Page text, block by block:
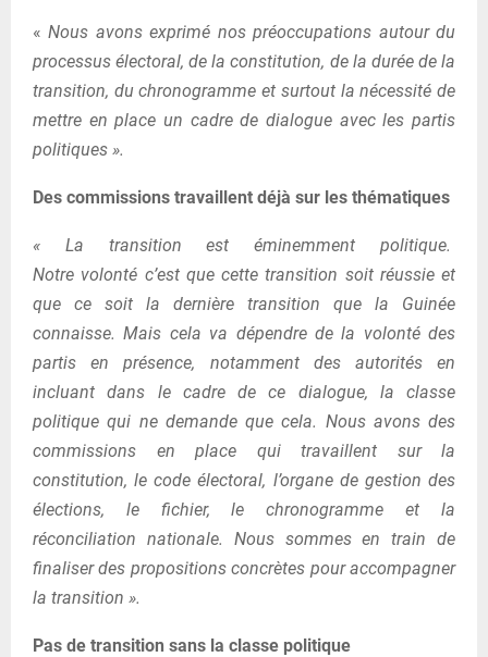
«Nous avons exprimé nos préoccupations autour du
processus électoral, de la constitution, de la durée de la
transition, du chronogramme et surtout la nécessité de
mettre en place un cadre de dialogue avec les partis
politiques ».
Des commissions travaillent déjà sur les thématiques
« La transition est éminemment politique.
Notre volonté c’est que cette transition soit réussie et
que ce soit la dernière transition que la Guinée
connaisse. Mais cela va dépendre de la volonté des
partis en présence, notamment des autorités en
incluant dans le cadre de ce dialogue, la classe
politique qui ne demande que cela. Nous avons des
commissions en place qui travaillent sur la
constitution, le code électoral, l’organe de gestion des
élections, le fichier, le chronogramme et la
réconciliation nationale. Nous sommes en train de
finaliser des propositions concrètes pour accompagner
la transition ».
Pas de transition sans la classe politique